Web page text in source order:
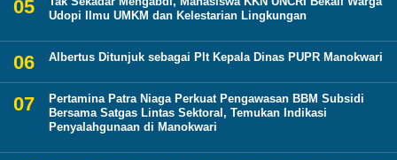
Udopi Ilmu UMKM dan Kelestarian Lingkungan
Albertus Ditunjuk sebagai Plt Kepala Dinas PUPR Manokwari
Pertamina Patra Niaga Perkuat Pengawasan BBM Subsidi
Bersama Satgas Lintas Sektoral, Temukan Indikasi
Penyalahgunaan di Manokwari